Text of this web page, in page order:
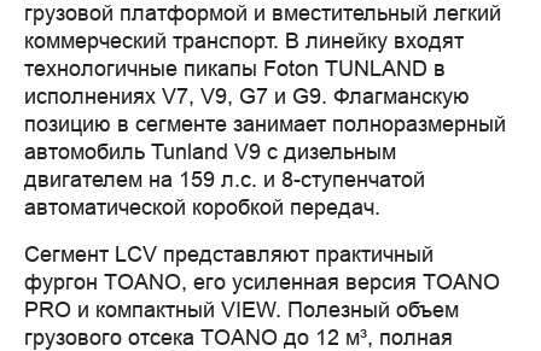
грузовой платформой и вместительный легкий
коммерческий транспорт. В линейку входят
технологичные пикапы Foton TUNLAND в
исполнениях V7, V9, G7 и G9. Флагманскую
позицию в сегменте занимает полноразмерный
автомобиль Tunland V9 с дизельным
двигателем на 159 л.с. и 8-ступенчатой
автоматической коробкой передач.
Сегмент LCV представляют практичный
фургон TOANO, его усиленная версия TOANO
PRO и компактный VIEW. Полезный объем
грузового отсека TOANO до 12 м³, полная